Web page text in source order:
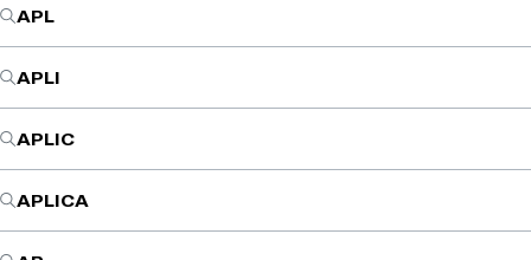
APL
APLI
APLIC
APLICA